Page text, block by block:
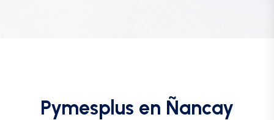
Pymesplus en Ñancay